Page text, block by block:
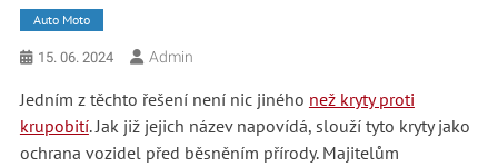
Auto Moto
15. 06. 2024 Admin
Jedním z těchto řešení není nic jiného než kryty proti
krupobití. Jak již jejich název napovídá, slouží tyto kryty jako
ochrana vozidel před běsněním přírody. Majitelům